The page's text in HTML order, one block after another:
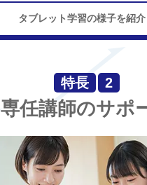
タブレット学習の様子を紹介
特長 2
専任講師のサポ